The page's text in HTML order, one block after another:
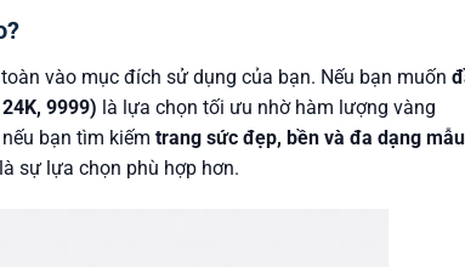
vào mục đích sử dụng của bạn. Nếu bạn muốn
9999) là lựa chọn tối ưu nhờ hàm lượng vàng
bạn tìm kiếm trang sức đẹp, bền và đa dạng mẫu
sự lựa chọn phù hợp hơn.